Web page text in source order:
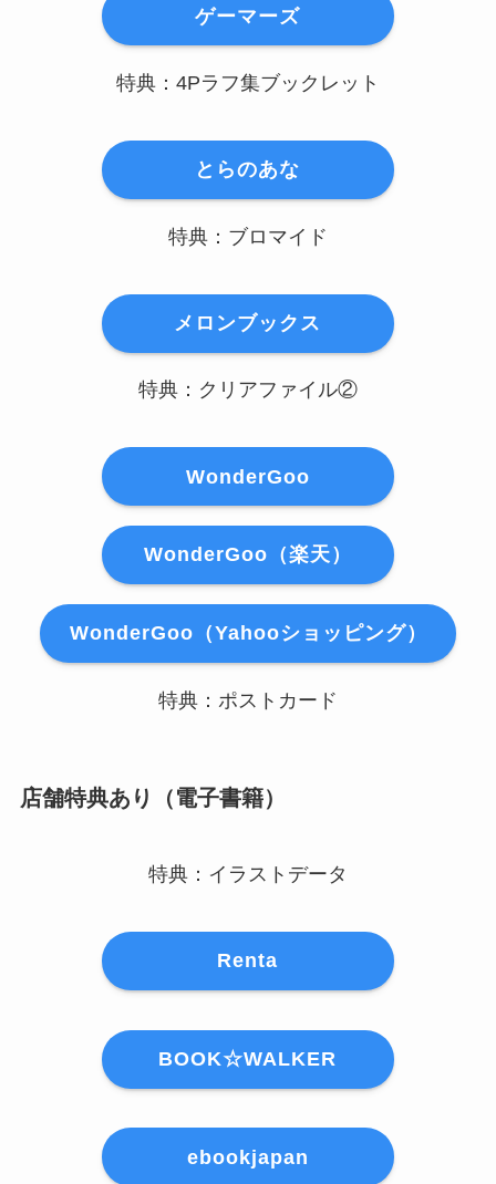
ゲーマーズ
特典：4Pラフ集ブックレット
とらのあな
特典：ブロマイド
メロンブックス
特典：クリアファイル②
WonderGoo
WonderGoo（楽天）
WonderGoo（Yahooショッピング）
特典：ポストカード
店舗特典あり（電子書籍）
特典：イラストデータ
Renta
BOOK☆WALKER
ebookjapan